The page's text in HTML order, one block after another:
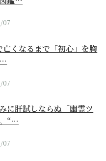
07
亡くなるまで「初心」を胸
07
に肝試しならぬ「幽霊ツ
“…
07